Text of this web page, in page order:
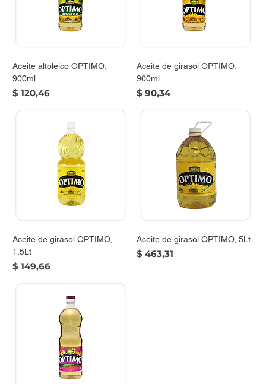
Aceite altoleico OPTIMO,
900ml
Precio
$ 120,46
Aceite de girasol OPTIMO,
900ml
Precio
$ 90,34
Aceite de girasol OPTIMO,
1.5Lt
Precio
$ 149,66
Aceite de girasol OPTIMO, 5Lt
Precio
$ 463,31